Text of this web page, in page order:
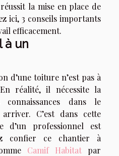
la mise en place de
ici, 3 conseils importants
efficacement.
à un
d’une toiture n’est pas à
réalité, il nécessite la
dans le
C’est dans cette
d’un professionnel est
confier ce chantier à
Camif Habitat par